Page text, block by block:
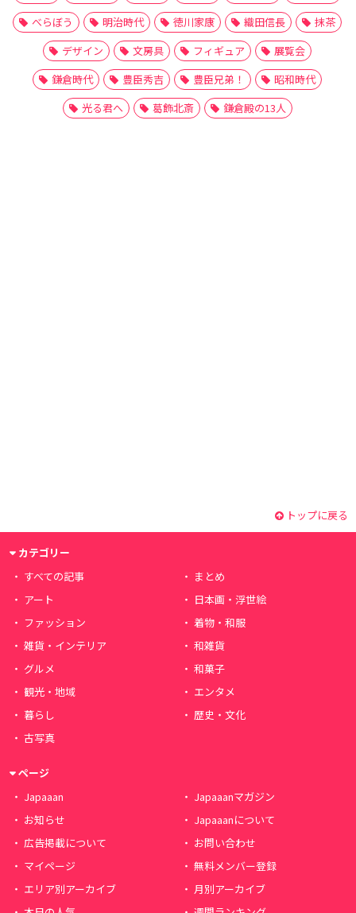
べらぼう
明治時代 徳川家康 織田信長
抹茶
デザイン
文房具 フィギュア
展覧会
鎌倉時代
豊臣秀吉 豊臣兄弟！
昭和時代
光る君へ
葛飾北斎 鎌倉殿の13人
トップに戻る
カテゴリー
すべての記事
まとめ
アート
日本画・浮世絵
ファッション
着物・和服
雑貨・インテリア
和雑貨
グルメ
和菓子
観光・地域
エンタメ
暮らし
歴史・文化
古写真
ページ
Japaaan
Japaaanマガジン
お知らせ
Japaaanについて
広告掲載について
お問い合わせ
マイページ
無料メンバー登録
エリア別アーカイブ
月別アーカイブ